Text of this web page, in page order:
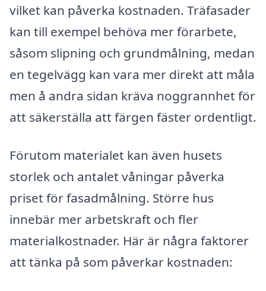
vilket kan påverka kostnaden. Träfasader
kan till exempel behöva mer förarbete,
såsom slipning och grundmålning, medan
en tegelvägg kan vara mer direkt att måla
men å andra sidan kräva noggrannhet för
att säkerställa att färgen fäster ordentligt.
Förutom materialet kan även husets
storlek och antalet våningar påverka
priset för fasadmålning. Större hus
innebär mer arbetskraft och fler
materialkostnader. Här är några faktorer
att tänka på som påverkar kostnaden: